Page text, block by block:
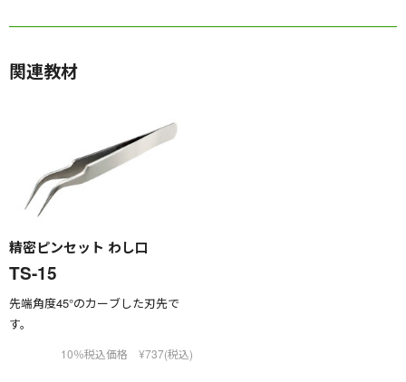
関連教材
精密ピンセット わし口
TS-15
先端角度45°のカーブした刃先で
す。
10％税込価格 ¥737(税込)